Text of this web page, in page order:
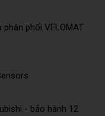
phân phối VELOMAT
- bảo hành 12